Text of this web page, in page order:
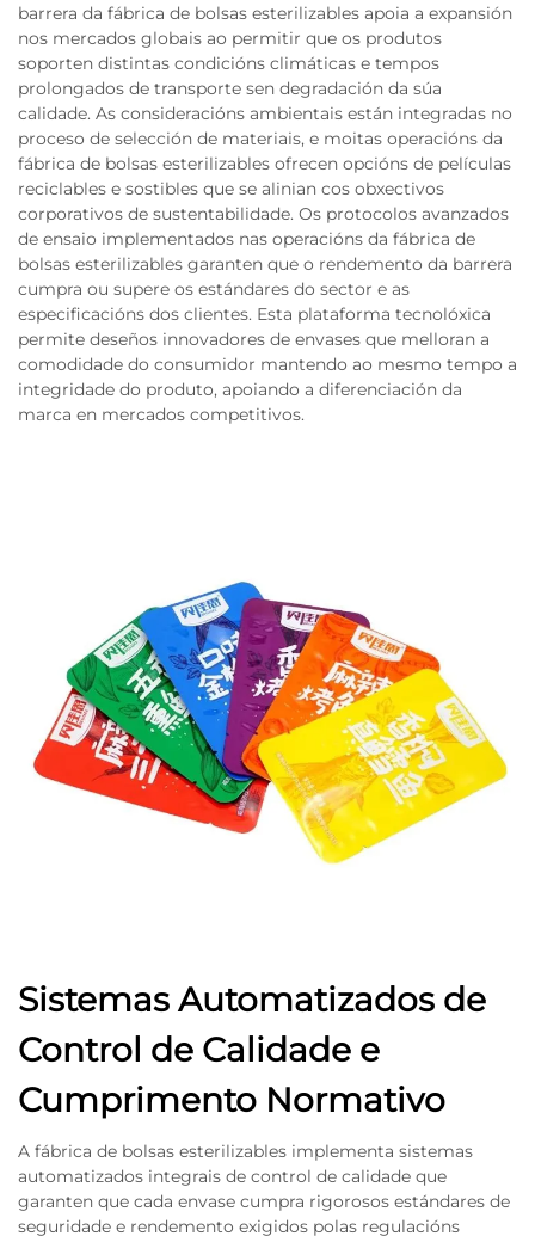
barrera da fábrica de bolsas esterilizables apoia a expansión
nos mercados globais ao permitir que os produtos
soporten distintas condicións climáticas e tempos
prolongados de transporte sen degradación da súa
calidade. As consideracións ambientais están integradas no
proceso de selección de materiais, e moitas operacións da
fábrica de bolsas esterilizables ofrecen opcións de películas
reciclables e sostibles que se alinian cos obxectivos
corporativos de sustentabilidade. Os protocolos avanzados
de ensaio implementados nas operacións da fábrica de
bolsas esterilizables garanten que o rendemento da barrera
cumpra ou supere os estándares do sector e as
especificacións dos clientes. Esta plataforma tecnolóxica
permite deseños innovadores de envases que melloran a
comodidade do consumidor mantendo ao mesmo tempo a
integridade do produto, apoiando a diferenciación da
marca en mercados competitivos.
Sistemas Automatizados de
Control de Calidade e
Cumprimento Normativo
A fábrica de bolsas esterilizables implementa sistemas
automatizados integrais de control de calidade que
garanten que cada envase cumpra rigorosos estándares de
seguridade e rendemento exigidos polas regulacións